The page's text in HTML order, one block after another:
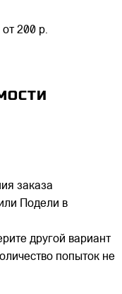
от 200 р.
заказа
Подели в
другой вариант
попыток не